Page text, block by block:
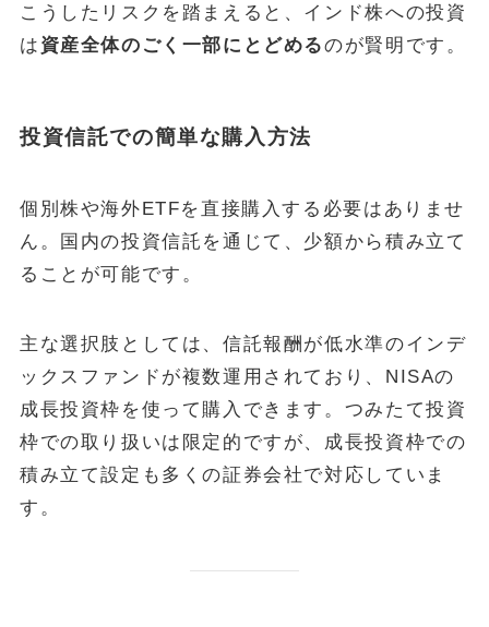
こうしたリスクを踏まえると、インド株への投資
は 資産全体のごく一部にとどめるのが賢明です。
投資信託での簡単な購入方法
個別株や海外ETFを直接購入する必要はありませ
ん。国内の投資信託を通じて、少額から積み立て
ることが可能です。
主な選択肢としては、信託報酬が低水準のインデ
ックスファンドが複数運用されており、NISAの
成長投資枠を使って購入できます。つみたて投資
枠での取り扱いは限定的ですが、成長投資枠での
積み立て設定も多くの証券会社で対応していま
す。